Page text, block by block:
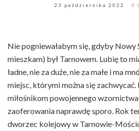
23 października 2022 0
Nie pogniewałabym się, gdyby Nowy
mieszkam) był Tarnowem. Lubię to
ładne, nie za duże, nie za małe i ma
miejsc, którymi można się
miłośnikom powojennego
zaoferowania naprawdę sporo. Rok
dworzec kolejowy w Tarnowie-